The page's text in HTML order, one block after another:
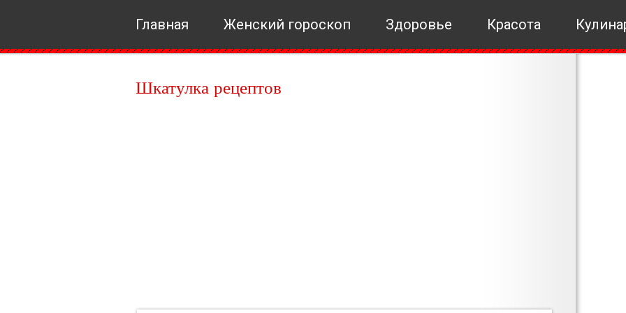
Главная Женский гороскоп Здоровье Красота
Шкатулка рецептов